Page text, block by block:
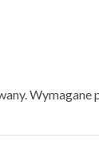
Wymagane